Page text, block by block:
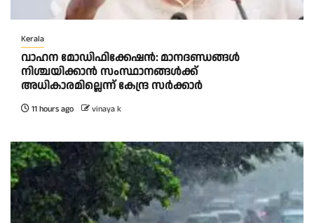
Kerala
വാഹന മോഡിഫിക്കേഷൻ: മാനദണ്ഡങ്ങൾ
നിശ്ചയിക്കാൻ സംസ്ഥാനങ്ങൾക്ക്
അധികാരമില്ലെന്ന് കേന്ദ്ര സർക്കാർ
11 hours ago vinaya k